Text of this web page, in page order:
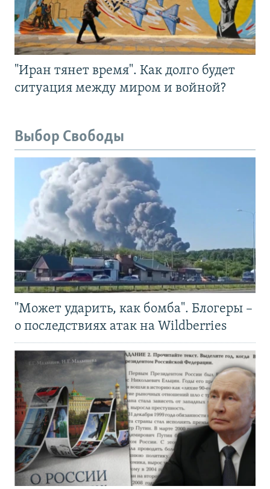
"Иран тянет время". Как долго будет
ситуация между миром и войной?
Выбор Свободы
"Может ударить, как бомба". Блогеры –
о последствиях атак на Wildberries